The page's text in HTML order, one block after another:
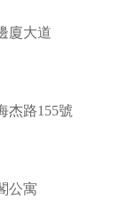
廈大道
杰路155號
公寓